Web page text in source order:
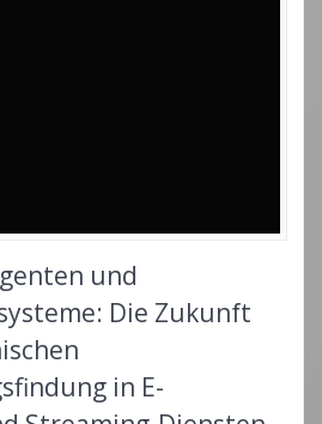
und
Die Zukunft
in E-